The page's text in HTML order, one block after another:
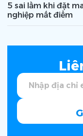
5 sai lầm khi đặt
nghiệp mất điểm